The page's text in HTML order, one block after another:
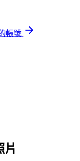
帳號
片